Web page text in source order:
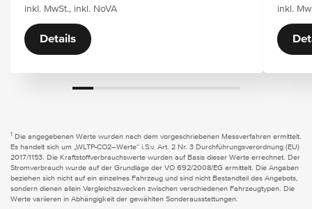
inkl. MwSt., inkl. NoVA
Details
inkl.
1
Die angegebenen Werte wurden nach dem vorgeschriebenen Messverfahren ermittelt.
Es handelt sich um „WLTP-CO2–Werte“ i.S.v. Art. 2 Nr. 3 Durchführungsverordnung (EU)
2017/1153. Die Kraftstoffverbrauchswerte wurden auf Basis dieser Werte errechnet. Der
Stromverbrauch wurde auf der Grundlage der VO 692/2008/EG ermittelt. Die Angaben
beziehen sich nicht auf ein einzelnes Fahrzeug und sind nicht Bestandteil des Angebots,
sondern dienen allein Vergleichszwecken zwischen verschiedenen Fahrzeugtypen. Die
Werte variieren in Abhängigkeit der gewählten Sonderausstattungen.